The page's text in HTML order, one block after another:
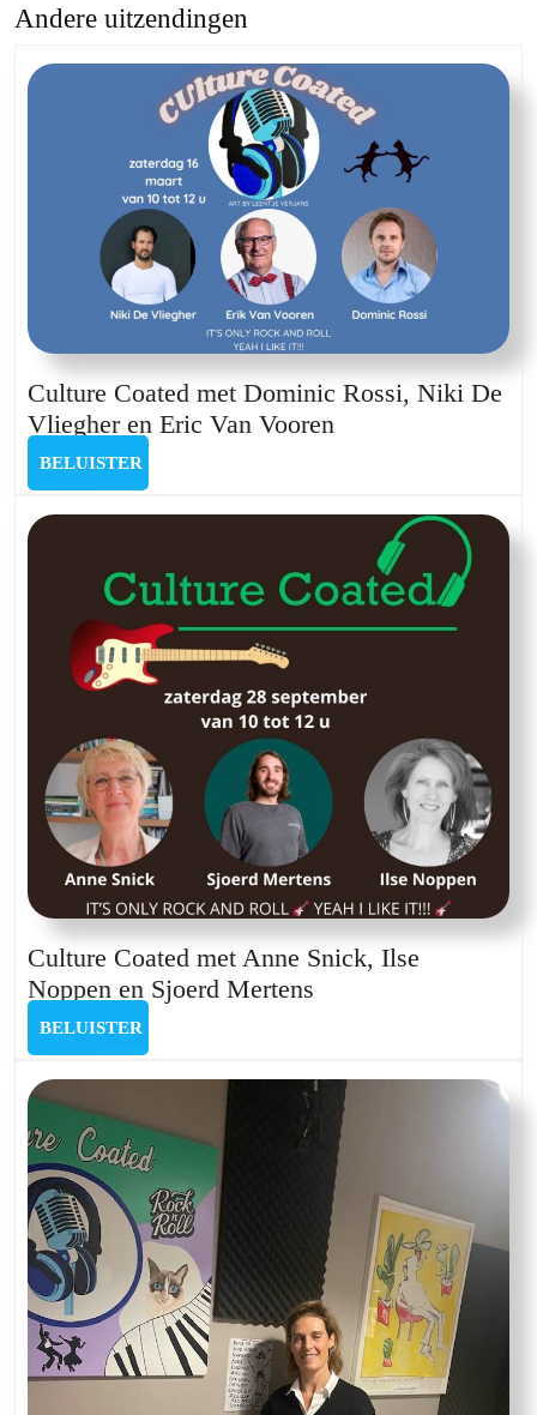
Previous
Andere uitzendingen
Culture Coated met Dominic Rossi, Niki De
Vliegher en Eric Van Vooren
Dominic
Rossi,
Niki
De
Vliegher
Eric
Vooren
BELUISTER
Culture Coated met Anne Snick, Ilse
Noppen en Sjoerd Mertens
Anne
Snick,
Ilse
Noppen
en
Sjoerd
Mertens
BELUISTER